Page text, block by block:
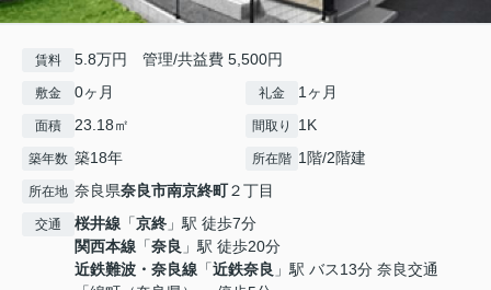
賃料 5.8万円 管理/共益費 5,500円
敷金 0ヶ月 礼金 1ヶ月
面積 23.18㎡ 間取り 1K
築年数 築18年 所在階 1階/2階建
所在地 奈良県奈良市南京終町２丁目
交通 桜井線 「京終 」駅 徒歩7分
関西本線 「奈良 」駅 徒歩20分
近鉄難波・奈良線 「近鉄奈良 」駅 バス13分 奈良交通